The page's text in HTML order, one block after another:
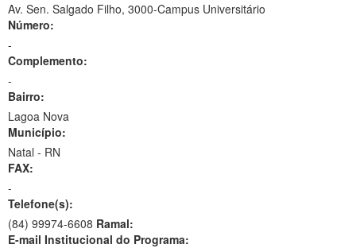
Av. Sen. Salgado Filho, 3000-Campus Universitário
Número:
-
Complemento:
-
Bairro:
Lagoa Nova
Município:
Natal - RN
FAX:
-
Telefone(s):
(84) 99974-6608 Ramal:
E-mail Institucional do Programa: